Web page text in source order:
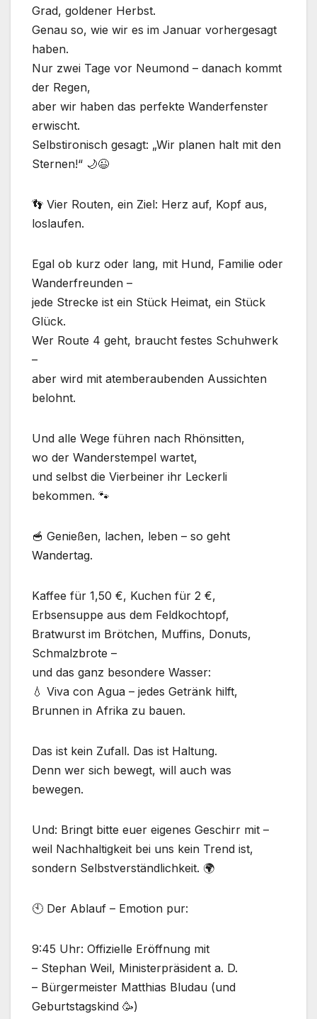
Grad, goldener Herbst.
Genau so, wie wir es im Januar vorhergesagt
haben.
Nur zwei Tage vor Neumond – danach kommt
der Regen,
aber wir haben das perfekte Wanderfenster
erwischt.
Selbstironisch gesagt: „Wir planen halt mit den
Sternen!“ 🌙😉
👣 Vier Routen, ein Ziel: Herz auf, Kopf aus,
loslaufen.
Egal ob kurz oder lang, mit Hund, Familie oder
Wanderfreunden –
jede Strecke ist ein Stück Heimat, ein Stück
Glück.
Wer Route 4 geht, braucht festes Schuhwerk
–
aber wird mit atemberaubenden Aussichten
belohnt.
Und alle Wege führen nach Rhönsitten,
wo der Wanderstempel wartet,
und selbst die Vierbeiner ihr Leckerli
bekommen. 🐾
🥣 Genießen, lachen, leben – so geht
Wandertag.
Kaffee für 1,50 €, Kuchen für 2 €,
Erbsensuppe aus dem Feldkochtopf,
Bratwurst im Brötchen, Muffins, Donuts,
Schmalzbrote –
und das ganz besondere Wasser:
💧 Viva con Agua – jedes Getränk hilft,
Brunnen in Afrika zu bauen.
Das ist kein Zufall. Das ist Haltung.
Denn wer sich bewegt, will auch was
bewegen.
Und: Bringt bitte euer eigenes Geschirr mit –
weil Nachhaltigkeit bei uns kein Trend ist,
sondern Selbstverständlichkeit. 🌍
🕙 Der Ablauf – Emotion pur:
9:45 Uhr: Offizielle Eröffnung mit
– Stephan Weil, Ministerpräsident a. D.
– Bürgermeister Matthias Bludau (und
Geburtstagskind 🥳)